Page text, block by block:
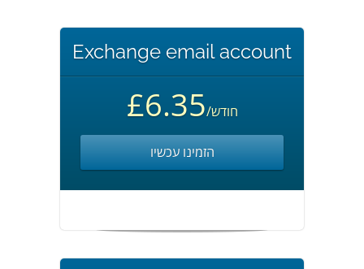
Exchange email account
£6.35 /חודש
הזמינו עכשיו